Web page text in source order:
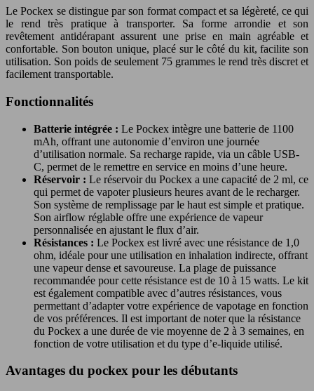
Le Pockex se distingue par son format compact et sa légèreté, ce qui
le rend très pratique à transporter. Sa forme arrondie et son
revêtement antidérapant assurent une prise en main agréable et
confortable. Son bouton unique, placé sur le côté du kit, facilite son
utilisation. Son poids de seulement 75 grammes le rend très discret et
facilement transportable.
Fonctionnalités
Batterie intégrée : Le Pockex intègre une batterie de 1100
mAh, offrant une autonomie d’environ une journée
d’utilisation normale. Sa recharge rapide, via un câble USB-
C, permet de le remettre en service en moins d’une heure.
Réservoir : Le réservoir du Pockex a une capacité de 2 ml, ce
qui permet de vapoter plusieurs heures avant de le recharger.
Son système de remplissage par le haut est simple et pratique.
Son airflow réglable offre une expérience de vapeur
personnalisée en ajustant le flux d’air.
Résistances : Le Pockex est livré avec une résistance de 1,0
ohm, idéale pour une utilisation en inhalation indirecte, offrant
une vapeur dense et savoureuse. La plage de puissance
recommandée pour cette résistance est de 10 à 15 watts. Le kit
est également compatible avec d’autres résistances, vous
permettant d’adapter votre expérience de vapotage en fonction
de vos préférences. Il est important de noter que la résistance
du Pockex a une durée de vie moyenne de 2 à 3 semaines, en
fonction de votre utilisation et du type d’e-liquide utilisé.
Avantages du pockex pour les débutants